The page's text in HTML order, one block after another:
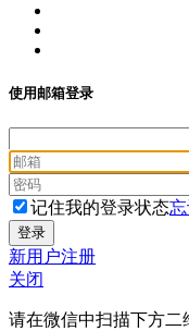
使用邮箱登录
记住我的登录状态忘
新用户注册
关闭
请在微信中扫描下方二